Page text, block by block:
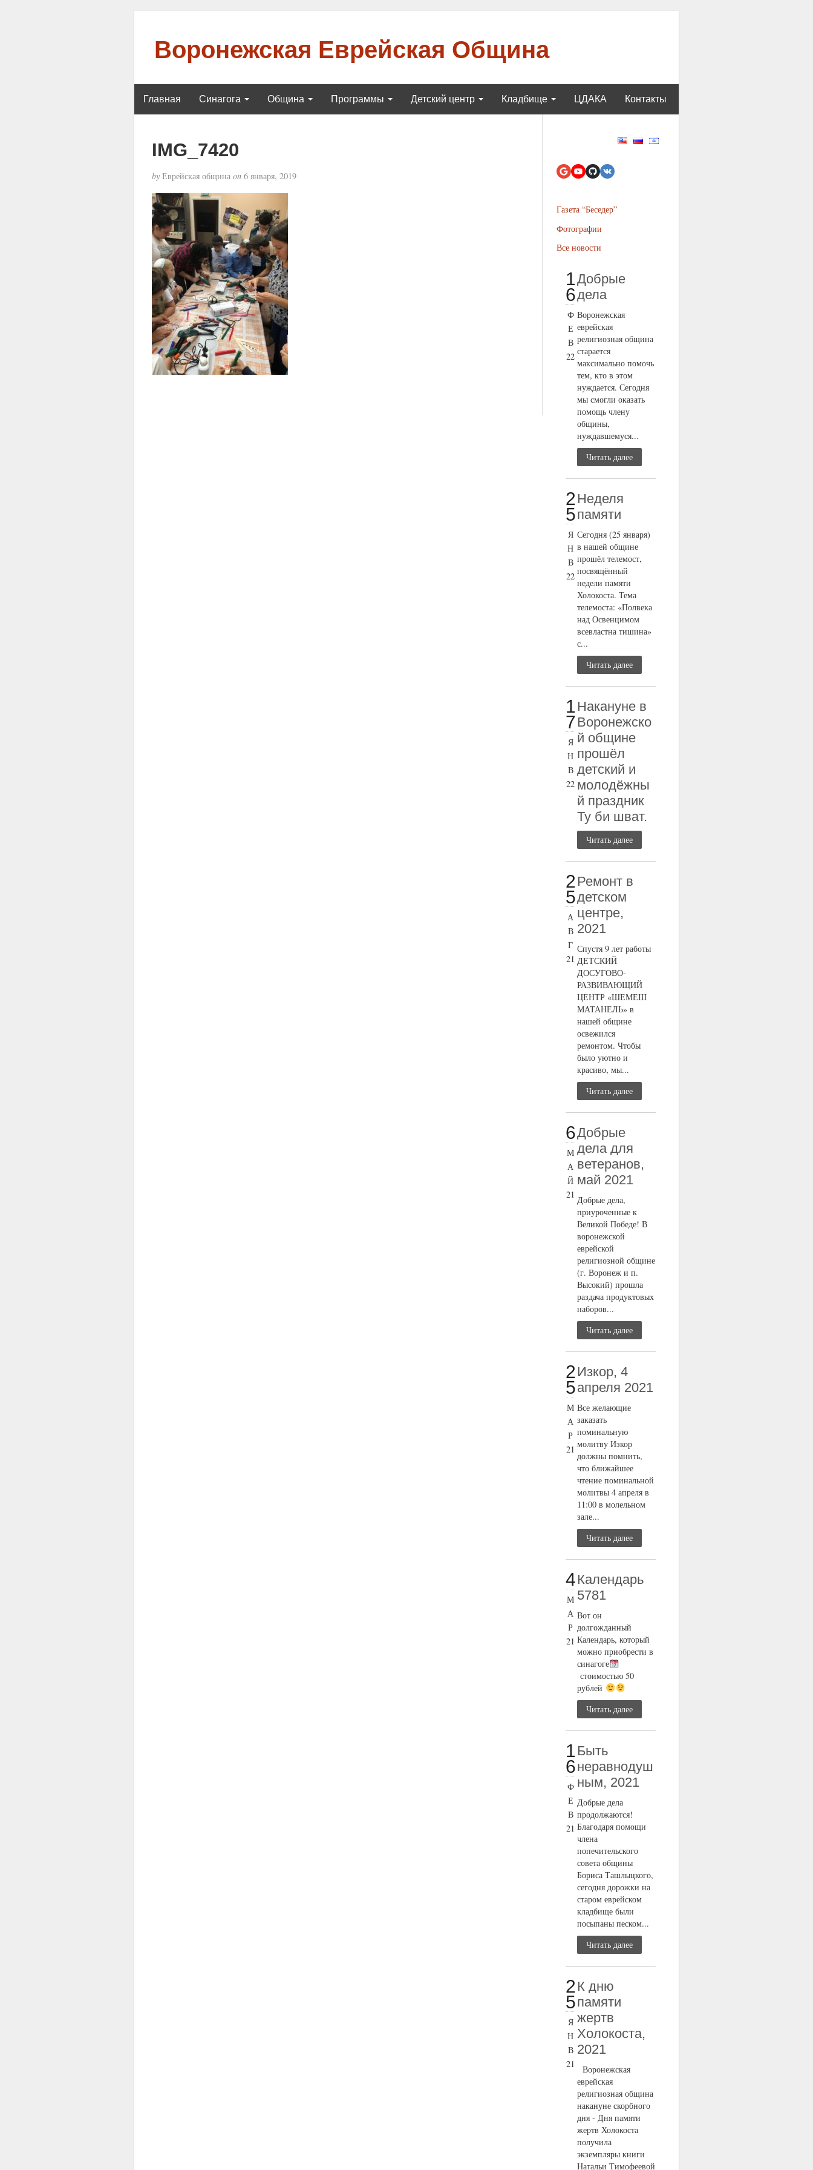
Воронежская Еврейская Община
Главная Синагога Община Программы Детский центр Кладбище ЦДАКА Контакты
IMG_7420
byЕврейская община on6 января, 2019
Газета “Беседер”
Фотографии
Все новости
1
6
Ф
Е
В
22
Добрые
дела
Воронежская
еврейская
религиозная община
старается
максимально помочь
тем, кто в этом
нуждается. Сегодня
мы смогли оказать
помощь члену
общины,
нуждавшемуся...
Читать далее
2
5
Я
Н
В
22
Неделя
памяти
Сегодня (25 января)
в нашей общине
прошёл телемост,
посвящённый
недели памяти
Холокоста. Тема
телемоста: «Полвека
над Освенцимом
всевластна тишина»
с...
Читать далее
1
7
Я
Н
В
22
Накануне в
Воронежско
й общине
прошёл
детский и
молодёжны
й праздник
Ту би шват.
Читать далее
2
5
А
В
Г
21
Ремонт в
детском
центре,
2021
Спустя 9 лет работы
ДЕТСКИЙ
ДОСУГОВО-
РАЗВИВАЮЩИЙ
ЦЕНТР «ШЕМЕШ
МАТАНЕЛЬ» в
нашей общине
освежился
ремонтом. Чтобы
было уютно и
красиво, мы...
Читать далее
6
М
А
Й
21
Добрые
дела для
ветеранов,
май 2021
Добрые дела,
приуроченные к
Великой Победе! В
воронежской
еврейской
религиозной общине
(г. Воронеж и п.
Высокий) прошла
раздача продуктовых
наборов...
Читать далее
2
5
М
А
Р
21
Изкор, 4
апреля 2021
Все желающие
заказать
поминальную
молитву Изкор
должны помнить,
что ближайшее
чтение поминальной
молитвы 4 апреля в
11:00 в молельном
зале...
Читать далее
4
М
А
Р
21
Календарь
5781
Вот он
долгожданный
Календарь, который
можно приобрести в
синагоге
стоимостью 50
рублей
Читать далее
1
6
Ф
Е
В
21
Быть
неравнодуш
ным, 2021
Добрые дела
продолжаются!
Благодаря помощи
члена
попечительского
совета общины
Бориса Ташлыцкого,
сегодня дорожки на
старом еврейском
кладбище были
посыпаны песком...
Читать далее
2
5
Я
Н
В
21
К дню
памяти
жертв
Холокоста,
2021
Воронежская
еврейская
религиозная община
накануне скорбного
дня - Дня памяти
жертв Холокоста
получила
экземпляры книги
Натальи Тимофеевой